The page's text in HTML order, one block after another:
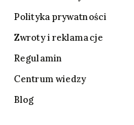
Polityka prywatności
Zwroty i reklamacje
Regulamin
Centrum wiedzy
Blog